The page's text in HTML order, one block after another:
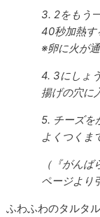
3. 2をもう
40秒加熱す
※卵に火が
4. 3にしょ
揚げの穴に
5. チーズを
よくつくま
（『がん
ページより
ふわふわのタルタ